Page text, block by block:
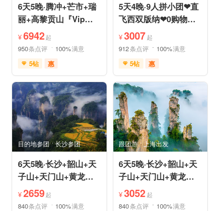
6天5晚·腾冲+芒市+瑞
丽+高黎贡山『Vip一
单一团』豪奢五钻酒店
度假
¥6942起
950条点评 100%满意
5钻
惠
免费接送机
免费WIFI
家庭游
情侣游
世界遗产
休闲度假
自然山水
自由活动
美食享受
目的地参团 长沙参团
6天5晚·长沙+韶山+天
子山+天门山+黄龙洞
+芙蓉镇+凤凰古城跟
团游
¥2659起
840条点评 100%满意
5天4晚·9人拼小团❤直
飞西双版纳❤0购物纯
玩·豪奢五星五钻泳池
度假
¥3007 起
912条点评 100%满意
5钻
惠
免费接送机
管家服务
品质游
休闲游
家庭游
摄影之旅
休闲度假
自然山水
美食享受
世界遗产
亲子休闲
动植物园
小众风光
森林公园
美景探索
跟团游 上海出发
6天5晚·长沙+韶山+天
子山+天门山+黄龙洞
+芙蓉镇+凤凰古城跟
团游
¥3052 起
840条点评 100%满意